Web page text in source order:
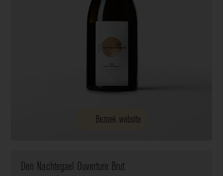
Bezoek website
Den Nachtegael Ouverture Brut